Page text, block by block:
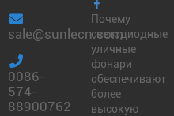
sale@sunlecn.com
0086-
574-
88900762
Почему
светодиодные
уличные
фонари
обеспечивают
более
высокую